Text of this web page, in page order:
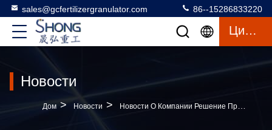
sales@gcfertilizergranulator.com 86--15286833220
Цитата
Новости
Дом > Новости > Новости О Компании Решение Проблем Высокой Влажности Гранул Путем Точного Контроля Температуры Доменной Печи